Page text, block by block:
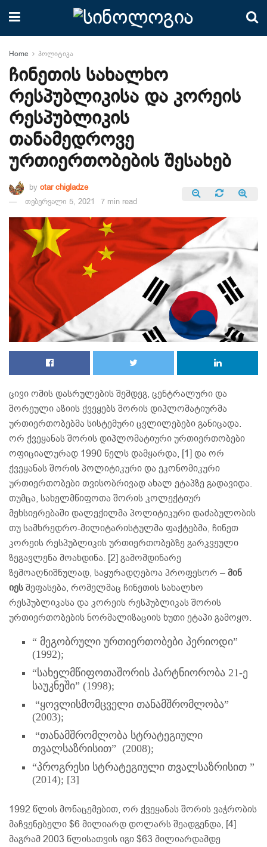
Home პოლიტიკა
ჩინეთის სახალხო
რესპუბლიკისა და კორეის
რესპუბლიკის
თანამედროვე
ურთიერთობების შესახებ
by otar chigladze
თებერვალი 5, 2021
7 min read
ცივი ომის დასრულების შემდეგ, ცენტრალური და
შორეული აზიის ქვეყებს შორის დიპლომატიურმა
ურთიერთობებმა სისტემური ცვლილებები განიცადა.
ორ ქვეყანას შორის დიპლომატიური ურთიერთობები
ოფიციალურად 1990 წელს დამყარდა, [1] და ორ
ქვეყანას შორის პოლიტიკური და ეკონომიკური
ურთიერთობები თვისობრივად ახალ ეტაპზე გადავიდა.
თუმცა, სახელმწიფოთა შორის კოლექტიურ
მეხსიერებაში დალექილმა პოლიტიკური დაძაბულობის
თუ სამხრედრო-მილიტარისტულმა ფაქტებმა, ჩინეთ
კორეის რესპუბლიკის ურთიერთობებზე გარკვეული
ზეგავლენა მოახდინა. [2] გამომდინარე
ზემოაღნიშნულად, საყურადღებოა პროფესორ –მინ
იესშეფასება, რომელმაც ჩინეთის სახალხო
რესპუბლიკასა და კორეის რესპუბლიკას შორის
ურთიერთობების ნორმალიზაციის ხუთი ეტაპი გამოყო.
“ მეგობრული ურთიერთობები პერიოდი”
(1992);
“სახელმწიფოთაშორის პარტნიორობა 21-ე
საუკნეში” (1998);
“ყოვლისმომცველი თანამშრომლობა”
(2003);
“თანამშრომლობა სტრატეგიული
თვალსაზრისით” (2008);
“პროგრესი სტრატეგიული თვალსაზრისით ”
(2014); [3]
1992 წლის მონაცემებით, ორ ქვეყანას შორის ვაჭრობის
მაჩვენებელი $6 მილიარდ დოლარს შეადგენდა, [4]
მაგრამ 2003 წლისათვის იგი $63 მილიარდამდე